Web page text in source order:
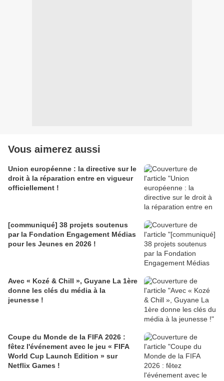
Vous aimerez aussi
Union européenne : la directive sur le
droit à la réparation entre en vigueur
officiellement !
[communiqué] 38 projets soutenus
par la Fondation Engagement Médias
pour les Jeunes en 2026 !
Avec « Kozé & Chill », Guyane La 1ère
donne les clés du média à la
jeunesse !
Coupe du Monde de la FIFA 2026 :
fêtez l'événement avec le jeu « FIFA
World Cup Launch Edition » sur
Netflix Games !